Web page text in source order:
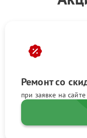
Ремонт со
при заявке на сайте